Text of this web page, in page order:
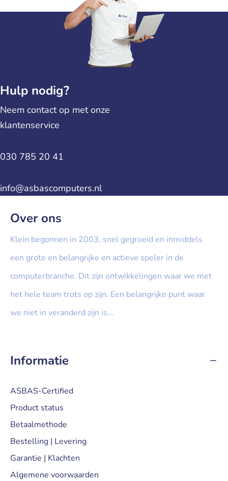
Hulp nodig?
Neem contact op met onze
klantenservice
030 785 20 41
info@asbascomputers.nl
Over ons
Klein begonnen in 2003, snel gegroeid en inmiddels
een grote en belangrijke en actieve speler in de
computerbranche. Dit zijn ontwikkelingen waar we met
het hele team trots op zijn. Een belangrijke punt waar
we niet in veranderd zijn is...
Informatie
ASBAS-Certified
Product status
Betaalmethode
Bestelling | Levering
Garantie | Klachten
Algemene voorwaarden